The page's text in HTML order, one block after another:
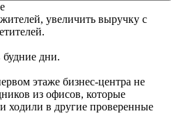
увеличить выручку с
будние дни.
этаже бизнес-центра не
из офисов, которые
ходили в другие проверенные